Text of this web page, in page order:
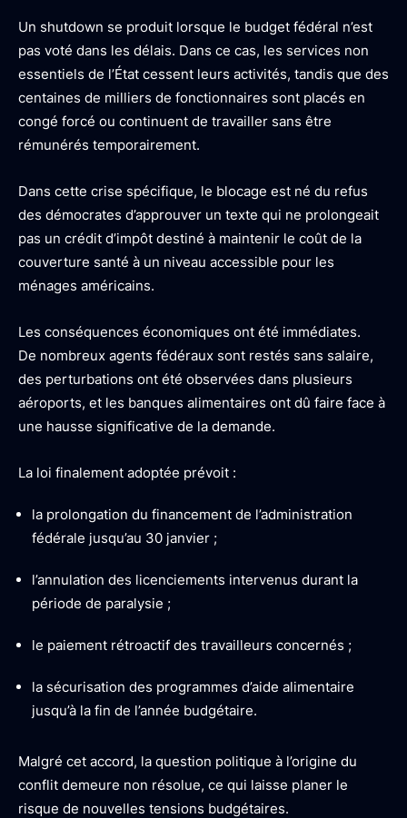
Un shutdown se produit lorsque le budget fédéral n’est
pas voté dans les délais. Dans ce cas, les services non
essentiels de l’État cessent leurs activités, tandis que des
centaines de milliers de fonctionnaires sont placés en
congé forcé ou continuent de travailler sans être
rémunérés temporairement.
Dans cette crise spécifique, le blocage est né du refus
des démocrates d’approuver un texte qui ne prolongeait
pas un crédit d’impôt destiné à maintenir le coût de la
couverture santé à un niveau accessible pour les
ménages américains.
Les conséquences économiques ont été immédiates.
De nombreux agents fédéraux sont restés sans salaire,
des perturbations ont été observées dans plusieurs
aéroports, et les banques alimentaires ont dû faire face à
une hausse significative de la demande.
La loi finalement adoptée prévoit :
la prolongation du financement de l’administration
fédérale jusqu’au 30 janvier ;
l’annulation des licenciements intervenus durant la
période de paralysie ;
le paiement rétroactif des travailleurs concernés ;
la sécurisation des programmes d’aide alimentaire
jusqu’à la fin de l’année budgétaire.
Malgré cet accord, la question politique à l’origine du
conflit demeure non résolue, ce qui laisse planer le
risque de nouvelles tensions budgétaires.